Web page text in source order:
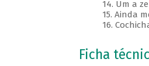
14. Um a
15. Ainda
16.
Ficha